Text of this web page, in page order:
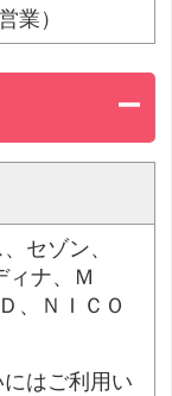
業）
セゾン、
ィナ、Ｍ
、ＮＩＣＯ
はご利用い